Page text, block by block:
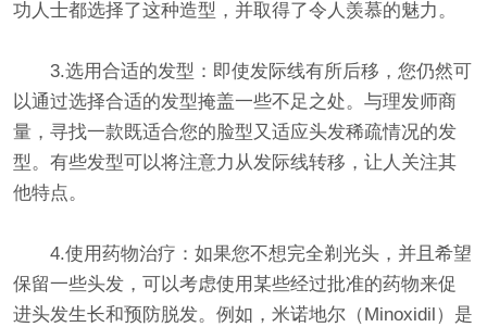
功人士都选择了这种造型，并取得了令人羡慕的魅力。
3.选用合适的发型：即使发际线有所后移，您仍然可
以通过选择合适的发型掩盖一些不足之处。与理发师商
量，寻找一款既适合您的脸型又适应头发稀疏情况的发
型。有些发型可以将注意力从发际线转移，让人关注其
他特点。
4.使用药物治疗：如果您不想完全剃光头，并且希望
保留一些头发，可以考虑使用某些经过批准的药物来促
进头发生长和预防脱发。例如，米诺地尔（Minoxidil）是